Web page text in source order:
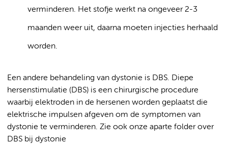
verminderen. Het stofje werkt na ongeveer 2-3
maanden weer uit, daarna moeten injecties herhaald
worden.
Een andere behandeling van dystonie is DBS. Diepe
hersenstimulatie (DBS) is een chirurgische procedure
waarbij elektroden in de hersenen worden geplaatst die
elektrische impulsen afgeven om de symptomen van
dystonie te verminderen. Zie ook onze aparte folder over
DBS bij dystonie